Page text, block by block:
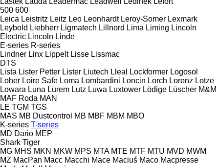
500 600
Leica Leistritz Leitz Leo Leonhardt Leroy-Somer Lexmark
Leybold Liebherr Ligmatech Lillnord Lima Liming Lincoln
Electric Lincoln Linde
E-series R-series
Lindner Linx Lippelt Lisse Lissmac
DTS
Lista Lister Petter Lister Liutech Lleal Lockformer Logosol
Loher Loire Safe Loma Lombardini Loncin Lorch Lorenz Lotze
Lowara Luna Lurem Lutz Luwa Luxtower Lödige Lüscher M&M
MAF Roda MAN
LE TGM TGS
MAS MB Dustcontrol MB MBF MBM MBO
K-series T-series
MD Dario MEP
Shark Tiger
MG MHS MKN MKW MPS MTA MTE MTF MTU MVD MWM
MZ MacPan Macc Macchi Mace Maciuś Maco Macpresse